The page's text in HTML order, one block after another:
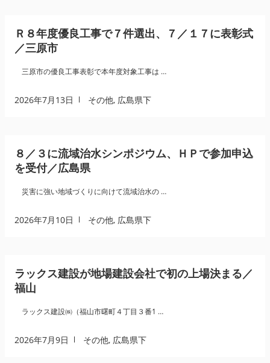
Ｒ８年度優良工事で７件選出、７／１７に表彰式
／三原市
三原市の優良工事表彰で本年度対象工事は …
2026年7月13日 その他, 広島県下
８／３に流域治水シンポジウム、ＨＰで参加申込
を受付／広島県
災害に強い地域づくりに向けて流域治水の …
2026年7月10日 その他, 広島県下
ラックス建設が地場建設会社で初の上場決まる／
福山
ラックス建設㈱（福山市曙町４丁目３番1 …
2026年7月9日 その他, 広島県下